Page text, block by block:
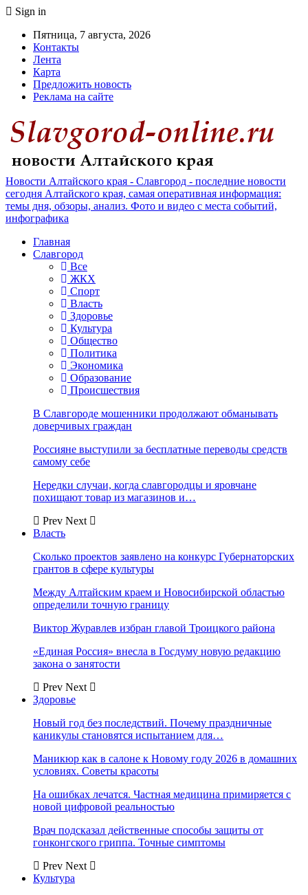
Sign in
Пятница, 7 августа, 2026
Контакты
Лента
Карта
Предложить новость
Реклама на сайте
Новости Алтайского края - Славгород - последние новости
сегодня Алтайского края, самая оперативная информация:
темы дня, обзоры, анализ. Фото и видео с места событий,
инфографика
Главная
Славгород
Все
ЖКХ
Спорт
Власть
Здоровье
Культура
Общество
Политика
Экономика
Образование
Происшествия
В Славгороде мошенники продолжают обманывать
доверчивых граждан
Россияне выступили за бесплатные переводы средств
самому себе
Нередки случаи, когда славгородцы и яровчане
похищают товар из магазинов и…
Prev Next
Власть
Сколько проектов заявлено на конкурс Губернаторских
грантов в сфере культуры
Между Алтайским краем и Новосибирской областью
определили точную границу
Виктор Журавлев избран главой Троицкого района
«Единая Россия» внесла в Госдуму новую редакцию
закона о занятости
Prev Next
Здоровье
Новый год без последствий. Почему праздничные
каникулы становятся испытанием для…
Маникюр как в салоне к Новому году 2026 в домашних
условиях. Советы красоты
На ошибках лечатся. Частная медицина примиряется с
новой цифровой реальностью
Врач подсказал действенные способы защиты от
гонконгского гриппа. Точные симптомы
Prev Next
Культура